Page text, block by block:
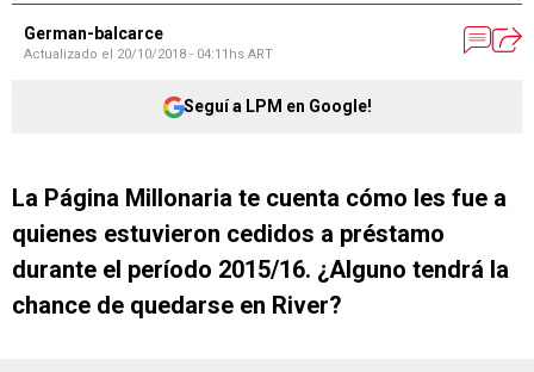
German-balcarce
Actualizado el 20/10/2018 - 04:11hs ART
Seguí a LPM en Google!
La Página Millonaria te cuenta cómo les fue a
quienes estuvieron cedidos a préstamo
durante el período 2015/16. ¿Alguno tendrá la
chance de quedarse en River?